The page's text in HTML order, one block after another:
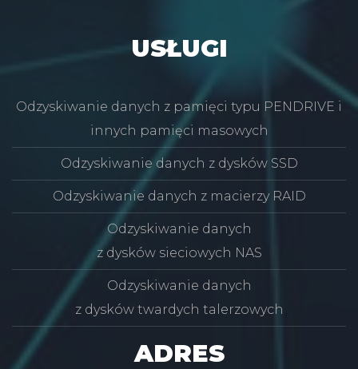
USŁUGI
Odzyskiwanie danych z pamięci typu PENDRIVE i
innych pamięci masowych
Odzyskiwanie danych z dysków SSD
Odzyskiwanie danych z macierzy RAID
Odzyskiwanie danych
z dysków sieciowych NAS
Odzyskiwanie danych
z dysków twardych talerzowych
ADRES